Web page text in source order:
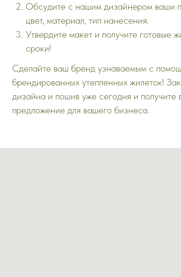
Обсудите с нашим дизайнером ваши
цвет, материал, тип нанесения.
Утвердите макет и получите готовые
сроки!
Сделайте ваш бренд узнаваемым с
брендированных утепленных жилеток!
дизайна и пошив уже сегодня и получите
предложение для вашего бизнеса.